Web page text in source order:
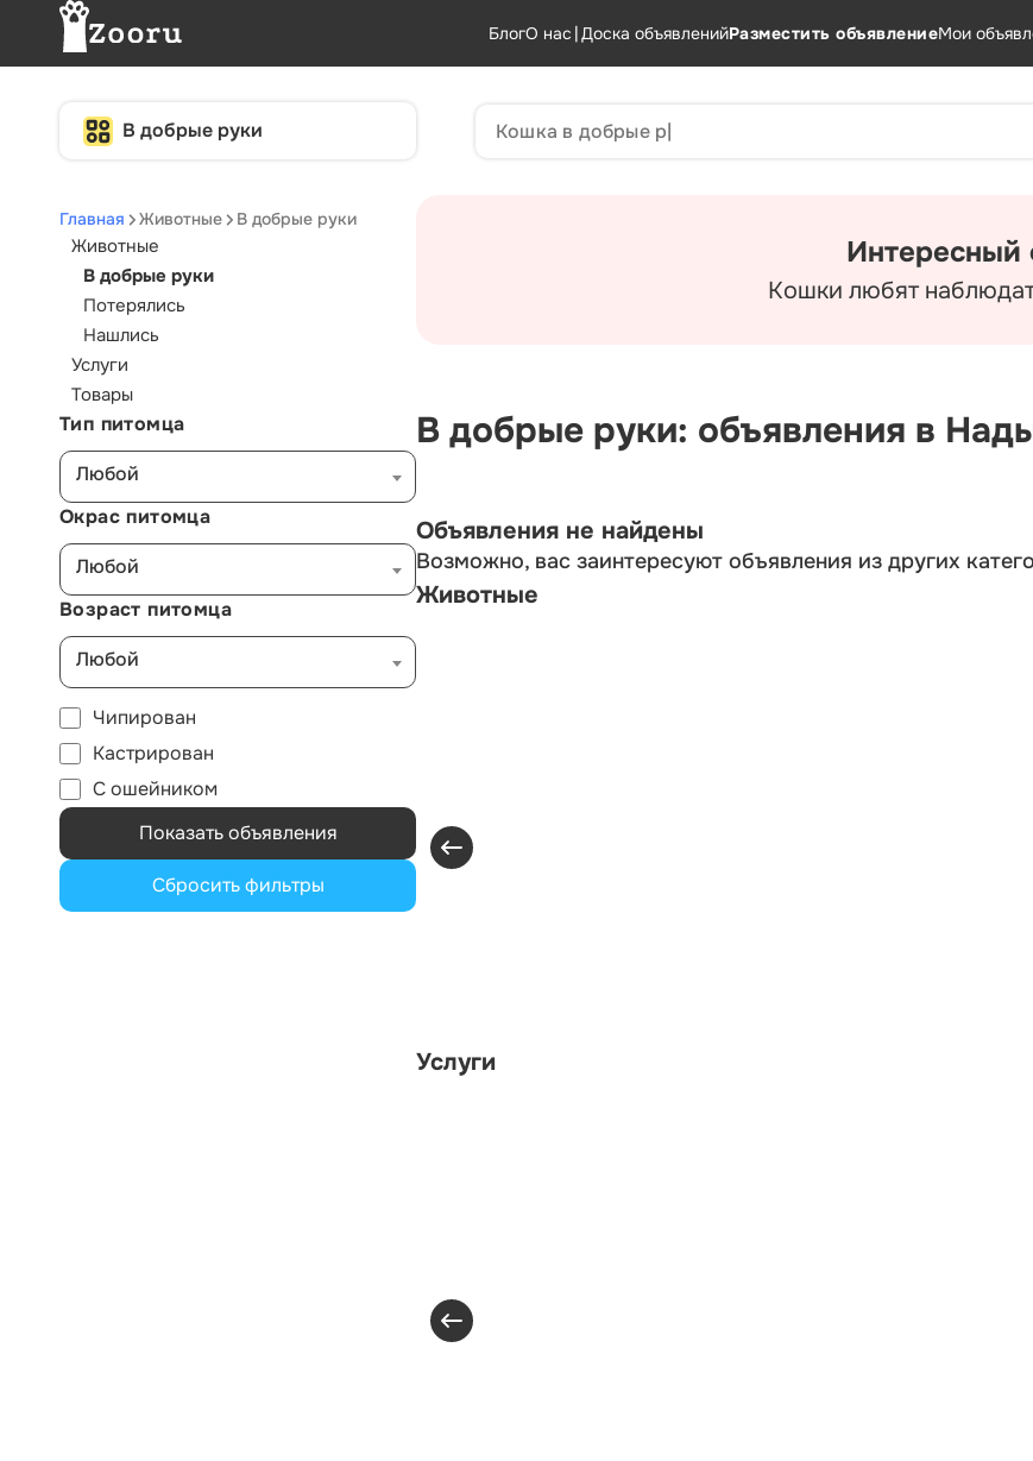
БлогО нас |Доска объявленийРазместить объявлениеМои
В добрые руки
Главная Животные В добрые руки
Животные
В добрые руки
Потерялись
Нашлись
Услуги
Товары
Тип питомца
Любой
Окрас питомца
Любой
Возраст питомца
Любой
Чипирован
Кастрирован
С ошейником
Показать объявления
Сбросить фильтры
Интересный
Кошки любят
В добрые руки: объявления в
Объявления не найдены
Возможно, вас заинтересуют объявления из других
Животные
Услуги